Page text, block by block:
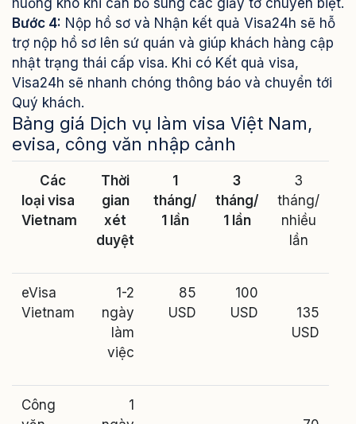
huống khó khi cần bồ sung các giấy tờ chuyên biệt.
Bước 4: Nộp hồ sơ và Nhận kết quả Visa24h sẽ hỗ
trợ nộp hồ sơ lên sứ quán và giúp khách hàng cập
nhật trạng thái cấp visa. Khi có Kết quả visa,
Visa24h sẽ nhanh chóng thông báo và chuyển tới
Quý khách.
Bảng giá Dịch vụ làm visa Việt Nam,
evisa, công văn nhập cảnh
Các
loại visa
Vietnam
Thời
gian
xét
duyệt
1
tháng/
1 lần
3
tháng/
1 lần
3
tháng/
nhiều
lần
eVisa
Vietnam
1-2
ngày
làm
việc
85
USD
100
USD
135
USD
Công
1